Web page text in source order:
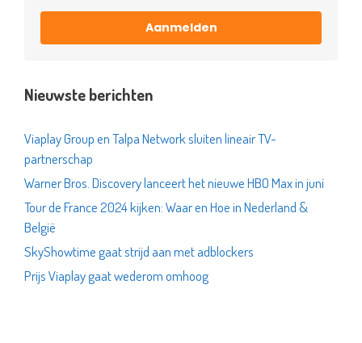
Aanmelden
Nieuwste berichten
Viaplay Group en Talpa Network sluiten lineair TV-
partnerschap
Warner Bros. Discovery lanceert het nieuwe HBO Max in juni
Tour de France 2024 kijken: Waar en Hoe in Nederland &
België
SkyShowtime gaat strijd aan met adblockers
Prijs Viaplay gaat wederom omhoog